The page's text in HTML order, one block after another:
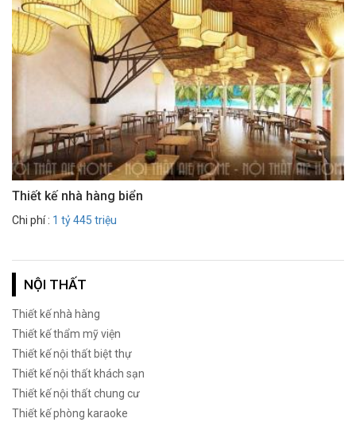
Thiết kế nhà hàng biển
Chi phí : 1 tỷ 445 triệu
NỘI THẤT
Thiết kế nhà hàng
Thiết kế thẩm mỹ viện
Thiết kế nội thất biệt thự
Thiết kế nội thất khách sạn
Thiết kế nội thất chung cư
Thiết kế phòng karaoke